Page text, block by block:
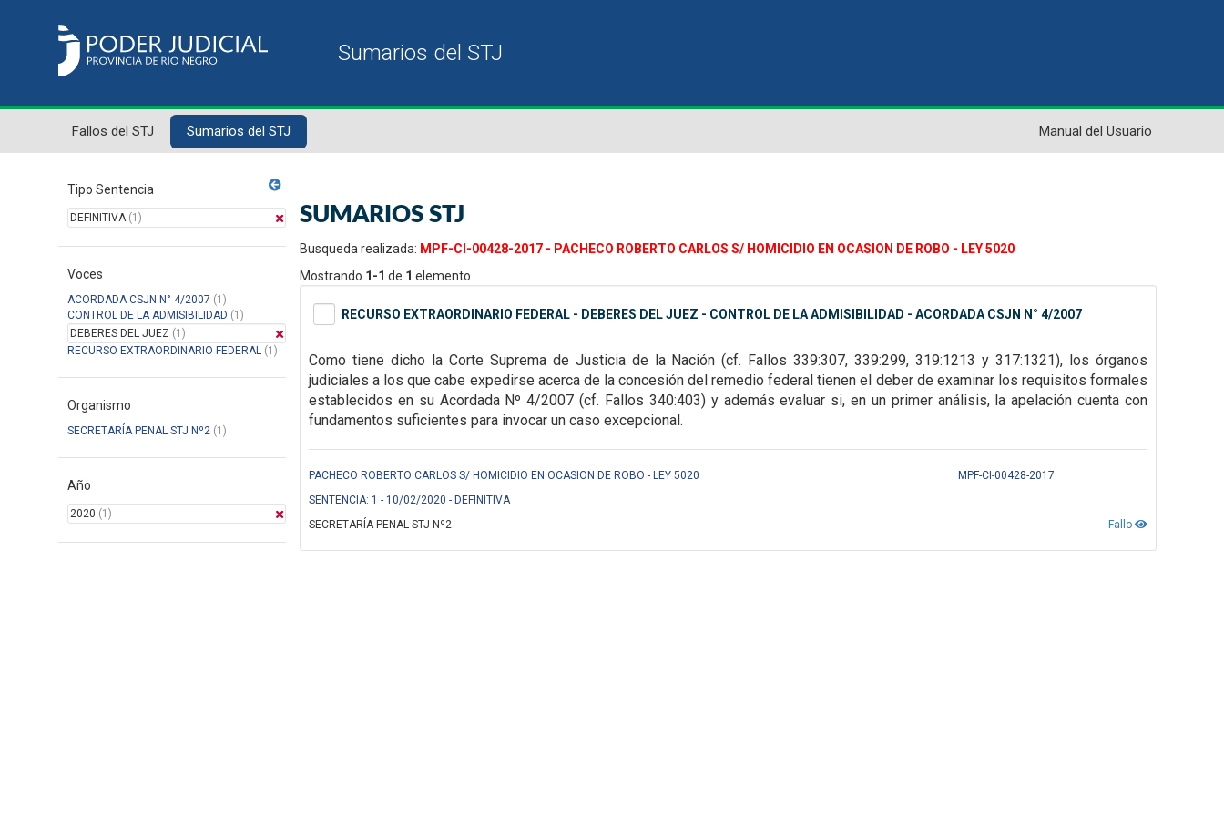
Fallos del STJ Sumarios del STJ Manual del Usuario
Tipo Sentencia
DEFINITIVA(1)
Voces
ACORDADA CSJN N° 4/2007 (1)
CONTROL DE LA ADMISIBILIDAD (1)
DEBERES DEL JUEZ (1)
RECURSO EXTRAORDINARIO FEDERAL (1)
Organismo
SECRETARÍA PENAL STJ Nº2 (1)
Año
2020 (1)
SUMARIOS STJ
Busqueda realizada: MPF-CI-00428-2017 - PACHECO ROBERTO CARLOS S/ HOMICIDIO EN OCASION DE ROBO - LEY 5020
Mostrando 1-1 de 1 elemento.
RECURSO EXTRAORDINARIO FEDERAL - DEBERES DEL JUEZ - CONTROL DE LA ADMISIBILIDAD - ACORDADA CSJN N° 4/2007
Como tiene dicho la Corte Suprema de Justicia de la Nación (cf. Fallos 339:307,339:299, 319:1213 y 317:1321), los órganos
judiciales a los que cabe expedirse acerca de la concesión del remedio federal tienen el deber de examinar los requisitos formales
establecidos en su Acordada Nº 4/2007 (cf. Fallos 340:403) y además evaluar si, en un primer análisis, laapelación cuenta con
fundamentos suficientes para invocar un caso excepcional.
PACHECO ROBERTO CARLOS S/ HOMICIDIO EN OCASION DE ROBO - LEY 5020
MPF-CI-00428-2017
SENTENCIA: 1 - 10/02/2020 - DEFINITIVA
Fallo
SECRETARÍA PENAL STJ Nº2